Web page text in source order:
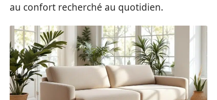
au confort recherché au quotidien.